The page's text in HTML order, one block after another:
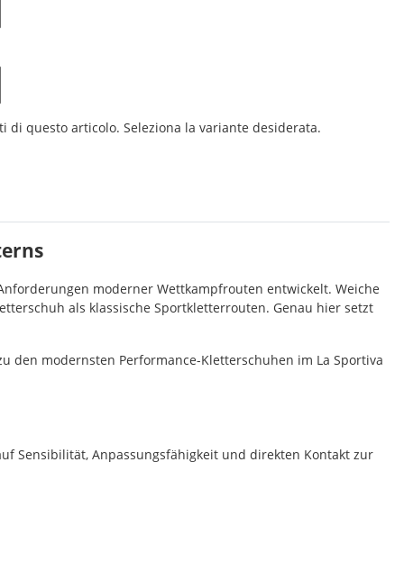
di questo articolo. Seleziona la variante desiderata.
moderner Wettkampfrouten entwickelt. Weiche
als klassische Sportkletterrouten. Genau hier setzt
den modernsten Performance-Kletterschuhen im La Sportiva
Sensibilität, Anpassungsfähigkeit und direkten Kontakt zur